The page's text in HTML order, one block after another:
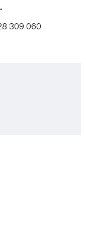
309 060